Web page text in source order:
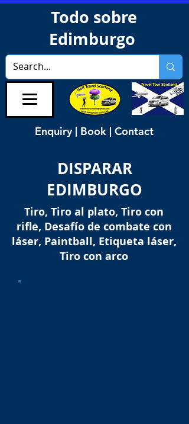
Todo sobre
Edimburgo
Enquiry | Book | Contact
DISPARAR
EDIMBURGO
Tiro, Tiro al plato, Tiro con
rifle, Desafío de combate con
láser, Paintball, Etiqueta láser,
Tiro con arco